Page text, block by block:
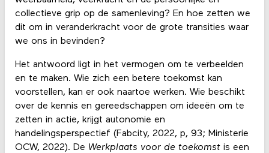
collectieve grip op de samenleving? En hoe zetten we
dit om in veranderkracht voor de grote transities waar
we ons in bevinden?
Het antwoord ligt in het vermogen om te verbeelden
en te maken. Wie zich een betere toekomst kan
voorstellen, kan er ook naartoe werken. Wie beschikt
over de kennis en gereedschappen om ideeën om te
zetten in actie, krijgt autonomie en
handelingsperspectief (Fabcity, 2022, p, 93; Ministerie
OCW, 2022). De Werkplaats voor de toekomst is een